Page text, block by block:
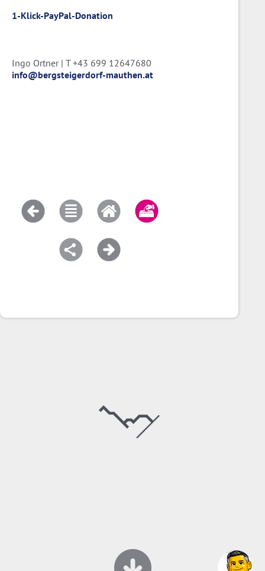
1-Klick-PayPal-Donation
Ingo Ortner | T +43 699 12647680
info@bergsteigerdorf-mauthen.at